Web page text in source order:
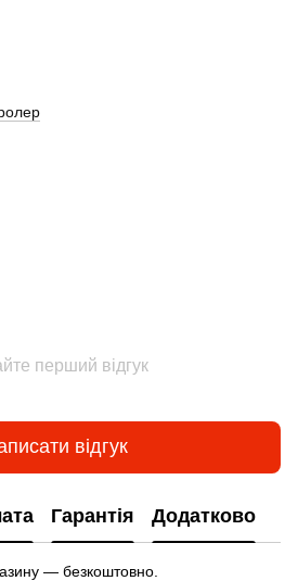
перший відгук
відгук
Гарантія Додатково
— безкоштовно.